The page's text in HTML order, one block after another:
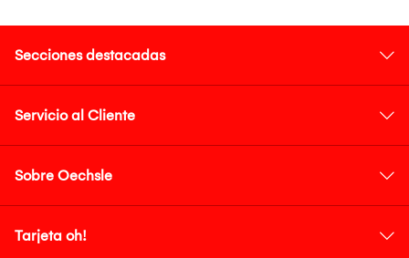
Secciones destacadas
Servicio al Cliente
Sobre Oechsle
Tarjeta oh!